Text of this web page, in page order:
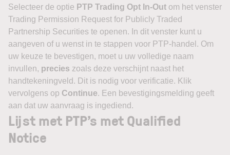
Selecteer de optie PTP Trading Opt In-Out om het venster
Trading Permission Request for Publicly Traded
Partnership Securities te openen. In dit venster kunt u
aangeven of u wenst in te stappen voor PTP-handel. Om
uw keuze te bevestigen, moet u uw volledige naam
invullen, precies zoals deze verschijnt naast het
handtekeningveld. Dit is nodig voor verificatie. Klik
vervolgens op Continue. Een bevestigingsmelding geeft
aan dat uw aanvraag is ingediend.
Lijst met PTP’s met Qualified
Notice